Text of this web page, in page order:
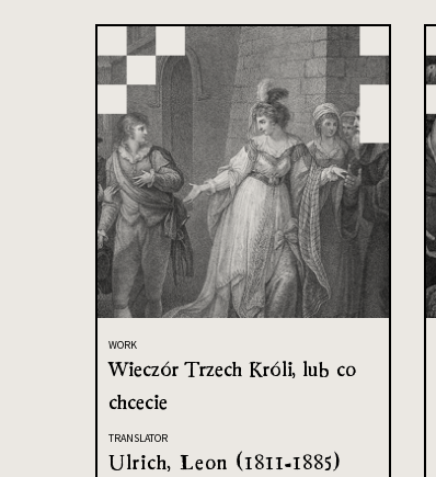
WORK
Wieczór Trzech Króli, lub co
chcecie
TRANSLATOR
Ulrich, Leon (1811-1885)